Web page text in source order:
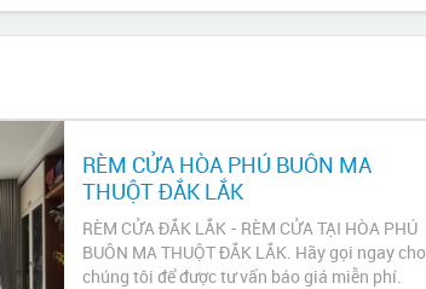
RÈM CỬA HÒA PHÚ BUÔN MA
THUỘT ĐẮK LẮK
RÈM CỬA ĐẮK LẮK - RÈM CỬA TẠI HÒA PHÚ
BUÔN MA THUỘT ĐẮK LẮK. Hãy gọi ngay cho
chúng tôi để được tư vấn báo giá miễn phí.